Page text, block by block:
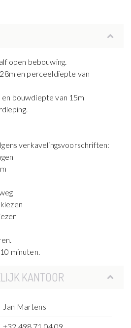
open bebouwing.
en perceeldiepte van
bouwdiepte van 15m
verkavelingsvoorschriften:
minuten.
KANTOOR
Jan Martens